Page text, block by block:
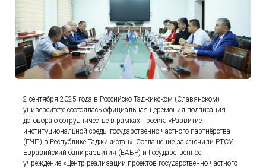
2 сентября 2025 года в Российско-Таджикском (Славянском)
университете состоялась официальная церемония подписания
договора о сотрудничестве в рамках проекта «Развитие
институциональной среды государственно-частного партнёрства
(ГЧП) в Республике Таджикистан». Соглашение заключили РТСУ,
Евразийский банк развития (ЕАБР) и Государственное
учреждение «Центр реализации проектов государственно-частного